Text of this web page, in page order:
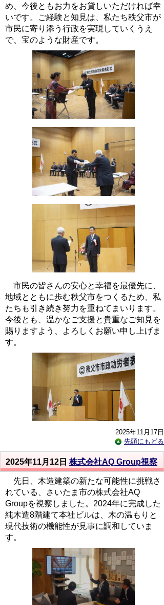
め、今後ともお力をお貸しいただければ幸
いです。ご経験と知見は、私たち秩父市が
市民に寄り添う行政を実現していくうえ
で、宝のような財産です。
市民の皆さんの安心と幸福を最優先に、
地域とともに歩む秩父市をつくるため、私
たちも引き続き努力を重ねてまいります。
今後とも、温かなご支援と貴重なご知見を
賜りますよう、よろしくお願い申し上げま
す。
2025年11月17日
先頭にもどる
2025年11月12日株式会社AQ Group視察
先日、木造建築の新たな可能性に挑戦さ
れている、さいたま市の株式会社AQ
Groupを視察しました。2024年に完成した
純木造8階建て本社ビルは、木の温もりと
現代技術の機能性が見事に調和していま
す。